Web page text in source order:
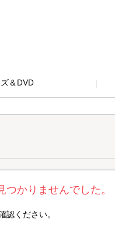
＆DVD
かりませんでした。
認ください。